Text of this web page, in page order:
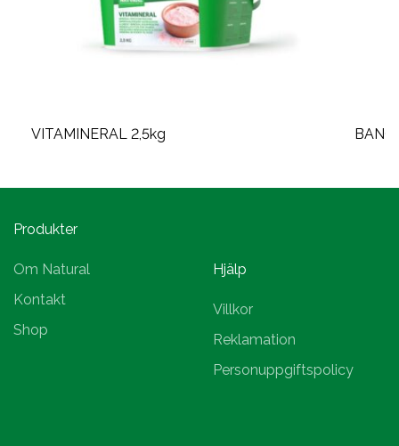
VITAMINERAL 2,5kg
Produkter
Om Natural
Kontakt
Shop
Hjälp
Villkor
Reklamation
Personuppgiftspolicy